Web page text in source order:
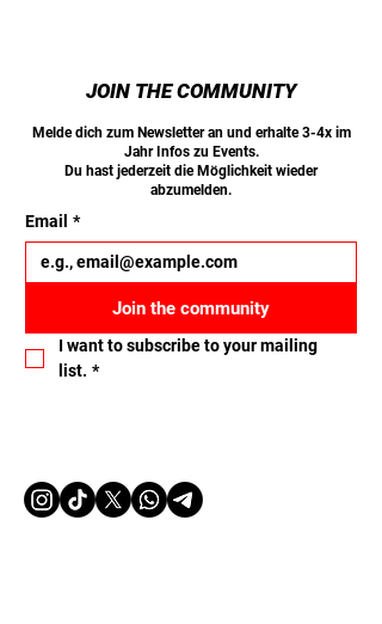
JOIN THE COMMUNITY
Melde dich zum Newsletter an und erhalte 3-4x im
Jahr Infos zu Events.
Du hast jederzeit die Möglichkeit wieder
abzumelden.
Email *
Join the community
I want to subscribe to your mailing
list. *